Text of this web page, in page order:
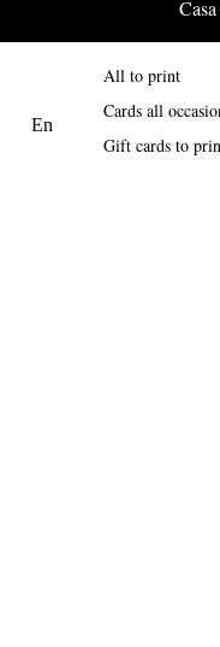
Casa
All to print
Cards all
Gift cards to